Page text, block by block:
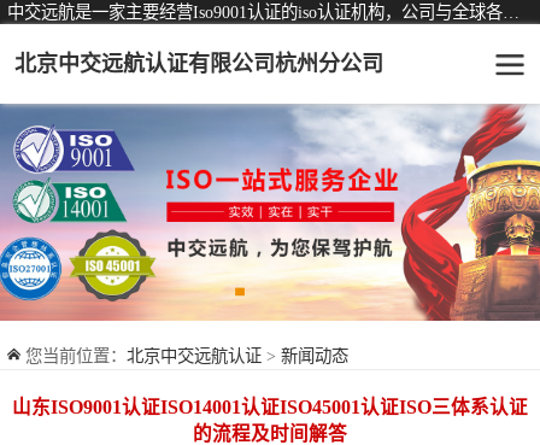
北京中交远航认证有限公司杭州分公司
您当前位置： 北京中交远航认证 > 新闻动态
山东ISO9001认证ISO14001认证ISO45001认证ISO三体系认证
的流程及时间解答
认证服务 可从事认证业务一览表
ISO9001质量管理体系认证
ISO14001环境管理体系认证
ISO45001职业健康安全管理体系认证
交通运输服务认证
ISO27001信息安全管理体系认证